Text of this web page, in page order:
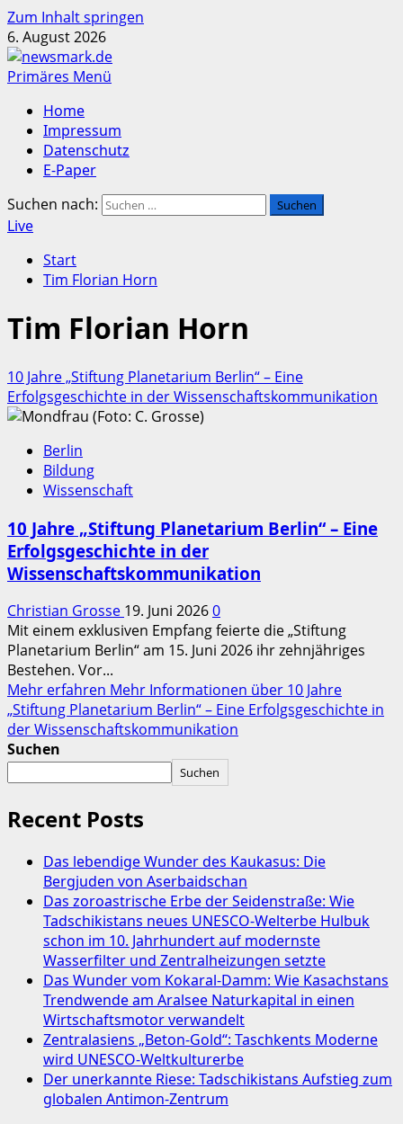
Zum Inhalt springen
6. August 2026
Primäres Menü
Home
Impressum
Datenschutz
E-Paper
Suchen nach:
Live
Start
Tim Florian Horn
Tim Florian Horn
10 Jahre „Stiftung Planetarium Berlin“ – Eine
Erfolgsgeschichte in der Wissenschaftskommunikation
Berlin
Bildung
Wissenschaft
10 Jahre „Stiftung Planetarium Berlin“ – Eine
Erfolgsgeschichte in der
Wissenschaftskommunikation
Christian Grosse 19. Juni 20260
Mit einem exklusiven Empfang feierte die „Stiftung
Planetarium Berlin“ am 15. Juni 2026 ihr zehnjähriges
Bestehen. Vor...
Mehr erfahren Mehr Informationen über 10 Jahre
„Stiftung Planetarium Berlin“ – Eine Erfolgsgeschichte in
der Wissenschaftskommunikation
Suchen
Suchen
Recent Posts
Das lebendige Wunder des Kaukasus: Die
Bergjuden von Aserbaidschan
Das zoroastrische Erbe der Seidenstraße: Wie
Tadschikistans neues UNESCO-Welterbe Hulbuk
schon im 10. Jahrhundert auf modernste
Wasserfilter und Zentralheizungen setzte
Das Wunder vom Kokaral-Damm: Wie Kasachstans
Trendwende am Aralsee Naturkapital in einen
Wirtschaftsmotor verwandelt
Zentralasiens „Beton-Gold“: Taschkents Moderne
wird UNESCO-Weltkulturerbe
Der unerkannte Riese: Tadschikistans Aufstieg zum
globalen Antimon-Zentrum